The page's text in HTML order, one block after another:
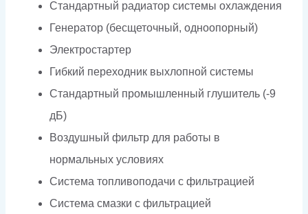
Стандартный радиатор системы охлаждения
Генератор (бесщеточный, одноопорный)
Электростартер
Гибкий переходник выхлопной системы
Стандартный промышленный глушитель (-9
дБ)
Воздушный фильтр для работы в
нормальных условиях
Система топливоподачи с фильтрацией
Система смазки с фильтрацией